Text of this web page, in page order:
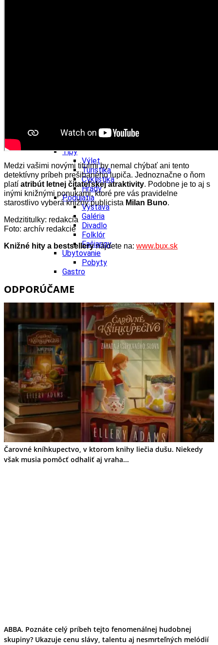
Ekonomika obchod a doprava
Tipy
Výlet
Turistika
Cyklistika
Hrady
Podujatia
Výstava
Galéria
Divadlo
Folklór
Fašiangy
Ubytovanie
Pobyty
Gastro
Šport a agroturistika
Školstvo
Ekonomika obchod a doprava
Prešovský kraj
Výlet
Turistika
Cyklistika
Hrady
Podujatia
Výstava
Galéria
Folklór
Ubytovanie
Pobyty
Wellness
Gastro
Kaviarne
Medzi vašimi novými titulmi by nemal chýbať ani tento
detektívny príbeh prešibaného lupiča. Jednoznačne o ňom
platí atribút letnej čitateľskej atraktivity. Podobne je to aj s
inými knižnými ponukami, ktoré pre vás pravidelne
starostlivo vyberá knižný publicista Milan Buno.
Medzititulky: redakcia
Foto: archív redakcie
Knižné hity a bestsellerynájdete na: www.bux.sk
ODPORÚČAME
Čarovné kníhkupectvo, v ktorom knihy liečia dušu. Niekedy
však musia pomôcť odhaliť aj vraha...
ABBA. Poznáte celý príbeh tejto fenomenálnej hudobnej
skupiny? Ukazuje cenu slávy, talentu aj nesmrteľných melódií